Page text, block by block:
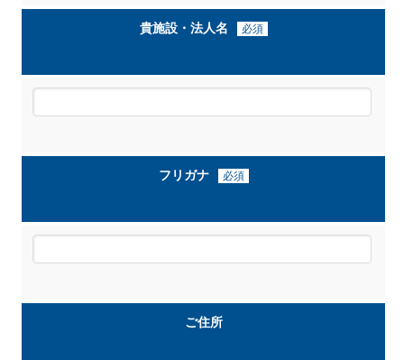
貴施設・法人名 必須
フリガナ 必須
ご住所